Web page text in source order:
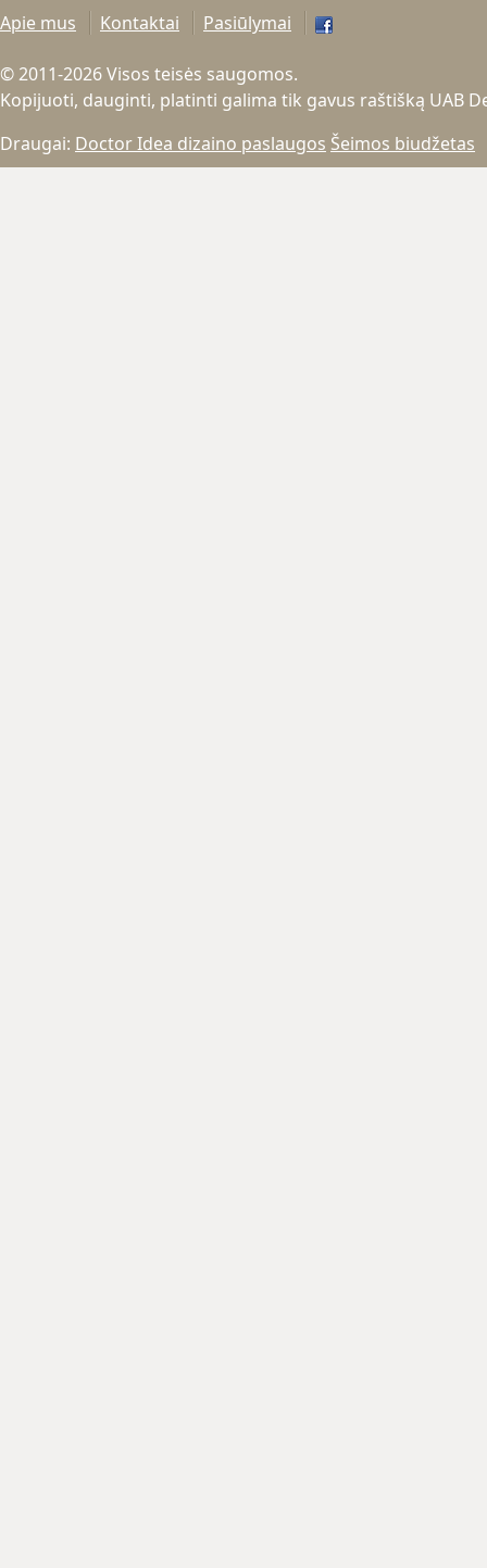
Apie mus Kontaktai Pasiūlymai
© 2011-2026 Visos teisės saugomos.
Kopijuoti, dauginti, platinti galima tik gavus raštišką UAB
Draugai: Doctor Idea dizaino paslaugos Šeimos biudžetas